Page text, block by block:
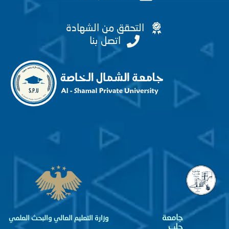
التحقق من الشهادة
اتصل بنا
جامعة
وزارة التعليم العالي والبحث العلمي